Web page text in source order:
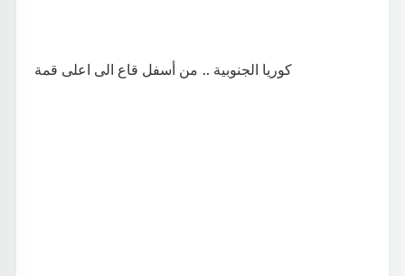
كوريا الجنوبية .. من أسفل قاع الى اعلى قمة